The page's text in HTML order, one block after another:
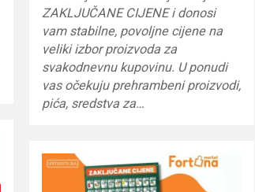
ZAKLJUČANE CIJENE i donosi
vam stabilne, povoljne cijene na
veliki izbor proizvoda za
svakodnevnu kupovinu. U ponudi
vas očekuju prehrambeni proizvodi,
pića, sredstva za…